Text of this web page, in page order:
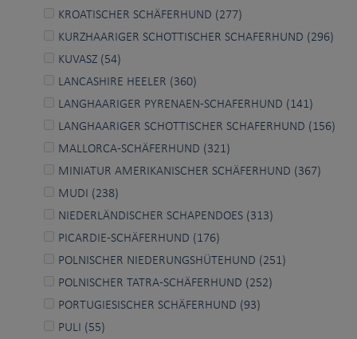
KROATISCHER SCHÄFERHUND (277)
KURZHAARIGER SCHOTTISCHER SCHAFERHUND (296)
KUVASZ (54)
LANCASHIRE HEELER (360)
LANGHAARIGER PYRENAEN-SCHAFERHUND (141)
LANGHAARIGER SCHOTTISCHER SCHAFERHUND (156)
MALLORCA-SCHÄFERHUND (321)
MINIATUR AMERIKANISCHER SCHÄFERHUND (367)
MUDI (238)
NIEDERLÄNDISCHER SCHAPENDOES (313)
PICARDIE-SCHÄFERHUND (176)
POLNISCHER NIEDERUNGSHÜTEHUND (251)
POLNISCHER TATRA-SCHÄFERHUND (252)
PORTUGIESISCHER SCHÄFERHUND (93)
PULI (55)